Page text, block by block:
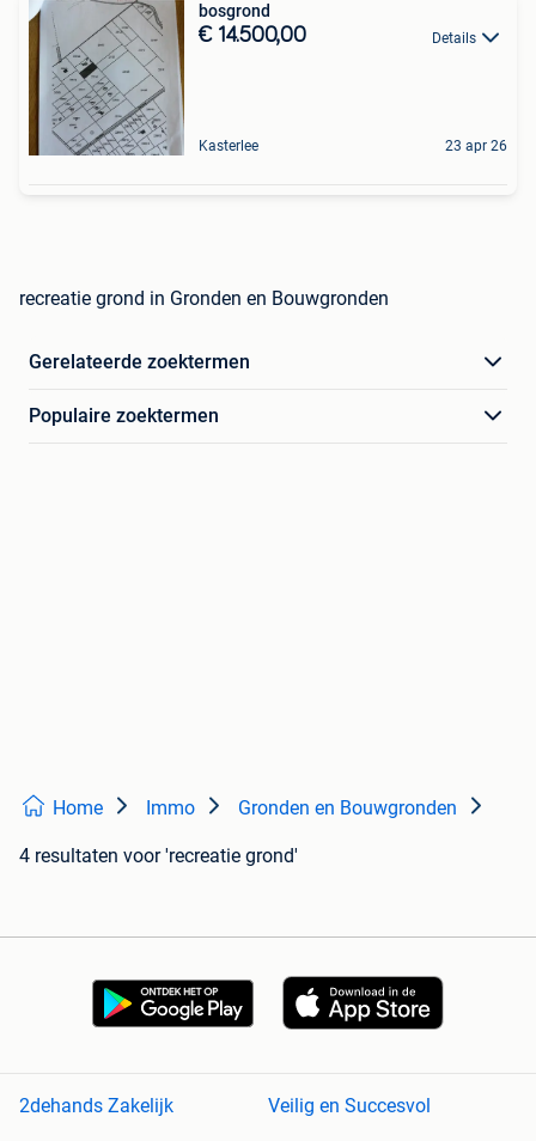
bosgrond
€ 14.500,00 Details
Kasterlee 23 apr 26
recreatie grond in Gronden en Bouwgronden
Gerelateerde zoektermen
Populaire zoektermen
Home Immo Gronden en Bouwgronden
4 resultaten voor 'recreatie grond'
2dehands Zakelijk
Veilig en Succesvol